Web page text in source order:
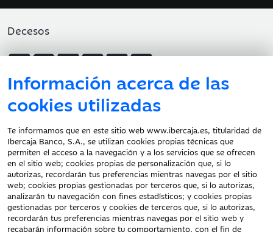
Información acerca de las
cookies utilizadas
Te informamos que en este sitio web www.ibercaja.es, titularidad de
Ibercaja Banco, S.A., se utilizan cookies propias técnicas que
permiten el acceso a la navegación y a los servicios que se ofrecen
en el sitio web; cookies propias de personalización que, si lo
autorizas, recordarán tus preferencias mientras navegas por el sitio
web; cookies propias gestionadas por terceros que, si lo autorizas,
analizarán tu navegación con fines estadísticos; y cookies propias
gestionadas por terceros y cookies de terceros que, si lo autorizas,
recordarán tus preferencias mientras navegas por el sitio web y
recabarán información sobre tu comportamiento, con el fin de
Decesos
Atención al cliente
Documentación a clientes
Aviso Legal
Protección datos
personales
Tarifas y Cotizaciones
Tablón de Anuncios